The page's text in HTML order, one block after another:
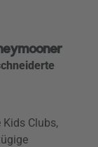
Clubs,